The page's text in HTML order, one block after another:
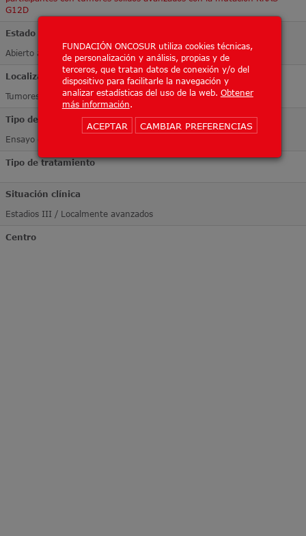
FUNDACIÓN ONCOSUR utiliza cookies técnicas,
de personalización y análisis, propias y de
terceros, que tratan datos de conexión y/o del
dispositivo para facilitarle la navegación y
analizar estadísticas del uso de la web. Obtener
más información.
ACEPTAR CAMBIAR PREFERENCIAS
G12D
Estado
Abierto a inclusión
Localización Tumoral
Tumores sólidos
Tipo de ensayo
Ensayo de Fase II
Tipo de tratamiento
Situación clínica
Estadios III / Localmente avanzados
Centro